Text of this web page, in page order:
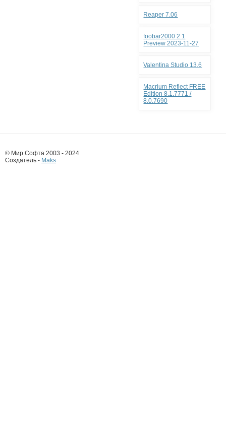
Reaper 7.06
foobar2000 2.1
Preview 2023-11-27
Valentina Studio 13.6
Macrium Reflect FREE
Edition 8.1.7771 /
8.0.7690
© Мир Софта 2003 - 2024
Создатель - Maks